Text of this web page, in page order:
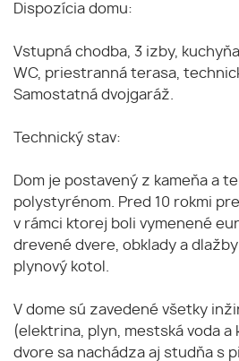
Dispozícia domu:
Vstupná chodba, 3 izby,
WC, priestranná terasa,
Samostatná dvojgaráž.
Technický stav:
Dom je postavený z kameňa a
polystyrénom. Pred 10 rokmi
v rámci ktorej boli vymenené
drevené dvere, obklady a
plynový kotol.
V dome sú zavedené všetky
(elektrina, plyn, mestská voda a
dvore sa nachádza aj studňa s